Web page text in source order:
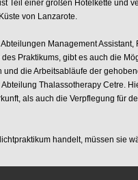
Teil einer großen Hotelkette und
von Lanzarote.
Management
Praktikums, gibt es auch die
und die Arbeitsabläufe der
Thalassotherapy Cetre.
als auch die Verpflegung für
handelt, müssen sie